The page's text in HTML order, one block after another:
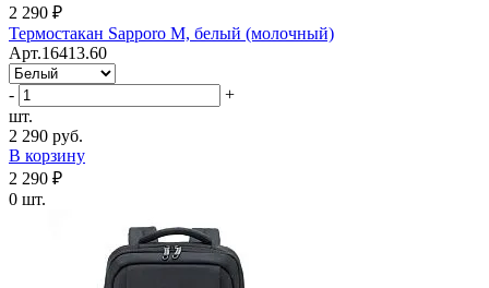
2 290 ₽
Термостакан Sapporo М, белый (молочный)
Арт.16413.60
-
+
шт.
2 290 руб.
В корзину
2 290 ₽
0 шт.